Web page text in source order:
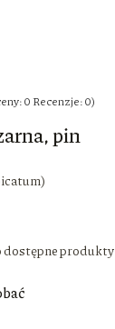
0 Recenzje: 0)
pin
dostępne produkty